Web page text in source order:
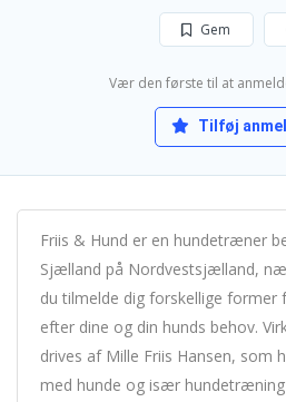
Gem
Vær den første til at
Tilføj
Friis & Hund er en hundetræner
Sjælland på Nordvestsjælland,
du tilmelde dig forskellige
efter dine og din hunds behov.
drives af Mille Friis Hansen, som
med hunde og især